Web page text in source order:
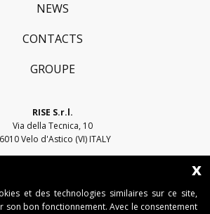
NEWS
CONTACTS
GROUPE
RISE S.r.l.
Via della Tecnica, 10
Velo d'Astico (VI) ITALY
x
et des technologies similaires sur ce site,
son bon fonctionnement. Avec le consentement